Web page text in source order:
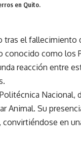
en Quito.
tras el
como los
reacción entre
Animal. Su
en